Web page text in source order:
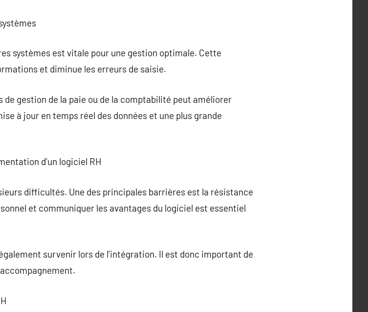
systèmes est vitale pour une gestion optimale. Cette
et diminue les erreurs de saisie.
de gestion de la paie ou de la comptabilité peut améliorer
à jour en temps réel des données et une plus grande
d’un logiciel RH
difficultés. Une des principales barrières est la résistance
et communiquer les avantages du logiciel est essentiel
survenir lors de l’intégration. Il est donc important de